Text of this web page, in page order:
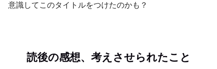
意識してこのタイトルをつけたのかも？
読後の感想、考えさせられたこと